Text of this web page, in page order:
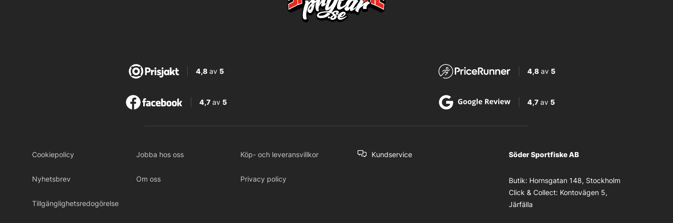
4,8 av5 4,8av 5
4,7av 5 4,7av 5
Cookiepolicy Jobba hos oss Köp- och leveransvillkor
Nyhetsbrev Om oss Privacy policy
Tillgänglighetsredogörelse
Kundservice Söder Sportfiske AB
Butik: Hornsgatan 148, Stockholm
Click & Collect: Kontovägen 5,
Järfälla